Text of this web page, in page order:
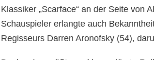
Klassiker „Scarface“ an der Seite von
Schauspieler erlangte auch
Regisseurs Darren Aronofsky (54),